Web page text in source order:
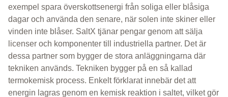
exempel spara överskottsenergi från soliga eller blåsiga
dagar och använda den senare, när solen inte skiner eller
vinden inte blåser. SaltX tjänar pengar genom att sälja
licenser och komponenter till industriella partner. Det är
dessa partner som bygger de stora anläggningarna där
tekniken används. Tekniken bygger på en så kallad
termokemisk process. Enkelt förklarat innebär det att
energin lagras genom en kemisk reaktion i saltet, vilket gör